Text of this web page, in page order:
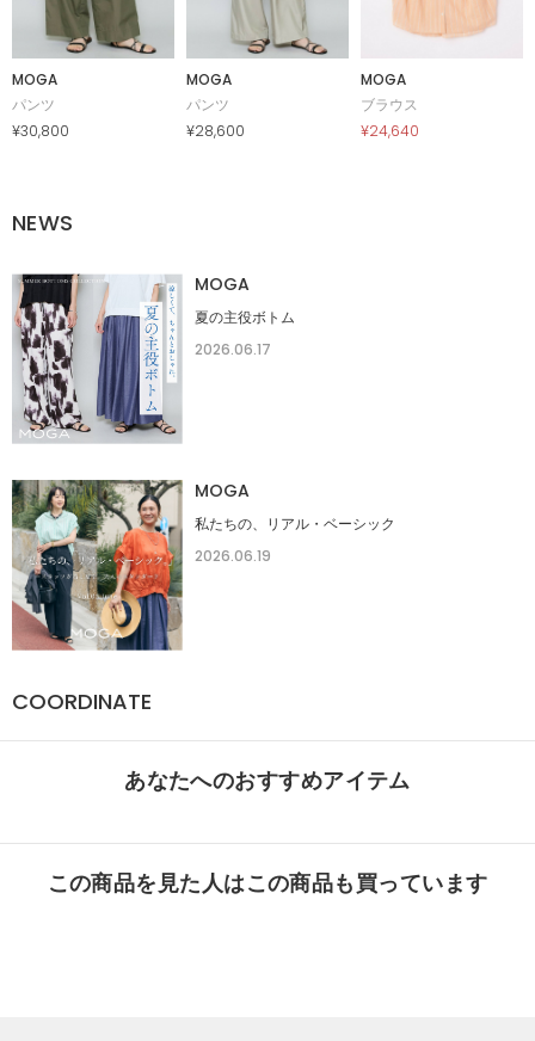
MOGA
パンツ
¥30,800
MOGA
パンツ
¥28,600
MOGA
ブラウス
¥24,640
NEWS
MOGA
夏の主役ボトム
2026.06.17
MOGA
私たちの、リアル・ベーシック
2026.06.19
COORDINATE
あなたへのおすすめアイテム
この商品を見た人はこの商品も買っています